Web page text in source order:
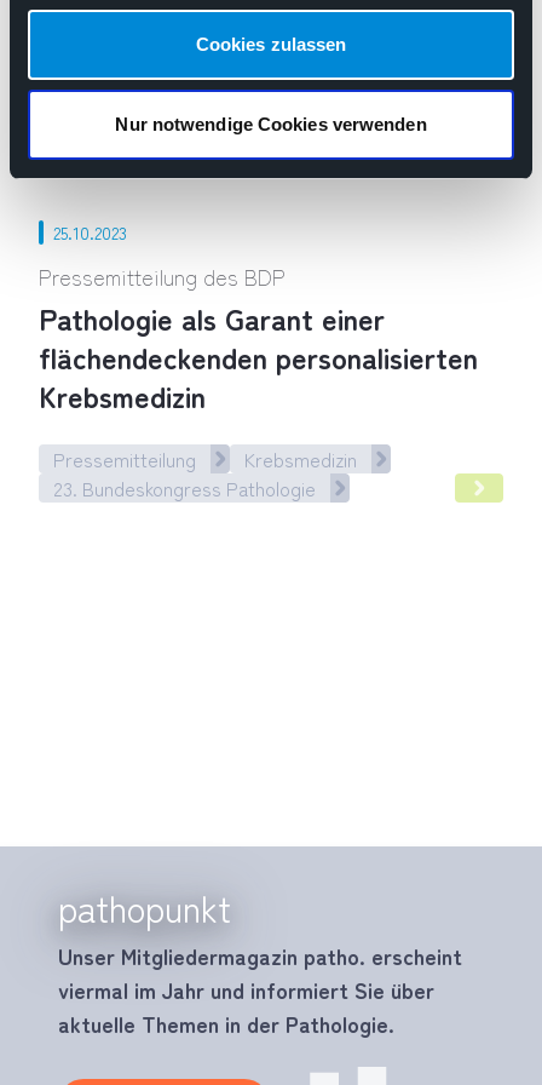
Cookies zulassen
Nur notwendige Cookies verwenden
Ambulantisierung
Krankenhausreform
Molekularpathologie
Obduktion
Pathologiebesuche erhöhen politische Sichtbarkeit
25.10.2023
Pressemitteilung des BDP
Pathologie als Garant einer
flächendeckenden personalisierten
Krebsmedizin
Pressemitteilung
Krebsmedizin
23. Bundeskongress Pathologie
pathopunkt
Unser Mitgliedermagazin patho. erscheint
viermal im Jahr und informiert Sie über
aktuelle Themen in der Pathologie.